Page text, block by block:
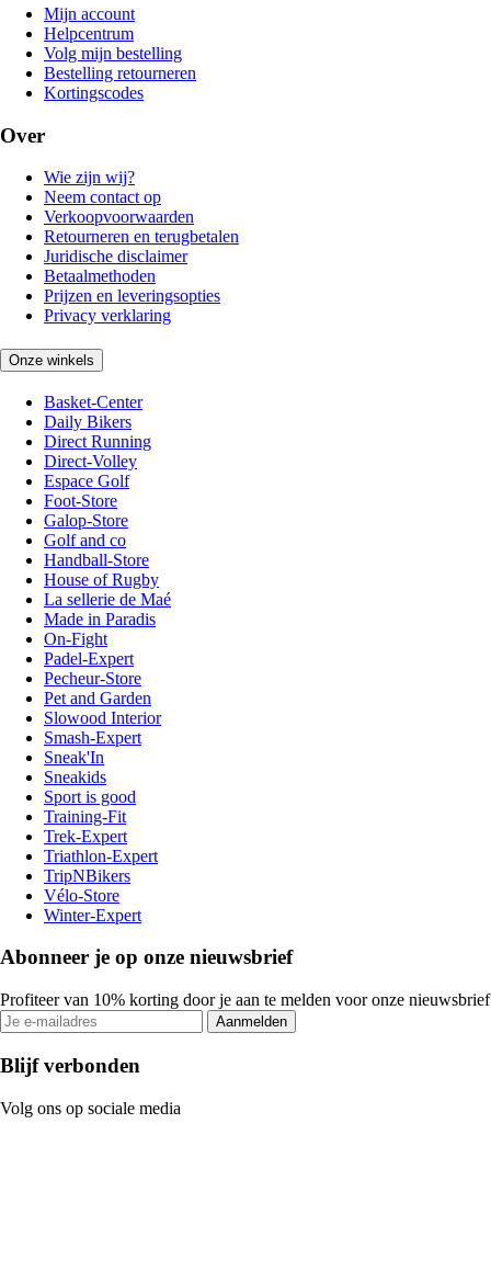
Mijn account
Helpcentrum
Volg mijn bestelling
Bestelling retourneren
Kortingscodes
Over
Wie zijn wij?
Neem contact op
Verkoopvoorwaarden
Retourneren en terugbetalen
Juridische disclaimer
Betaalmethoden
Prijzen en leveringsopties
Privacy verklaring
Onze winkels
Basket-Center
Daily Bikers
Direct Running
Direct-Volley
Espace Golf
Foot-Store
Galop-Store
Golf and co
Handball-Store
House of Rugby
La sellerie de Maé
Made in Paradis
On-Fight
Padel-Expert
Pecheur-Store
Pet and Garden
Slowood Interior
Smash-Expert
Sneak'In
Sneakids
Sport is good
Training-Fit
Trek-Expert
Triathlon-Expert
TripNBikers
Vélo-Store
Winter-Expert
Abonneer je op onze nieuwsbrief
Profiteer van 10% korting door je aan te melden voor onze nieuwsbrief
Aanmelden
Blijf verbonden
Volg ons op sociale media